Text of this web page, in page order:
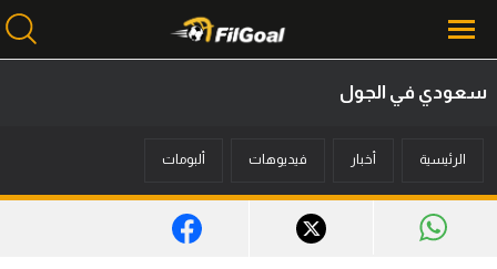
أخبار
سعودي في الجول
الرئيسية أخبار فيديوهات ألبومات